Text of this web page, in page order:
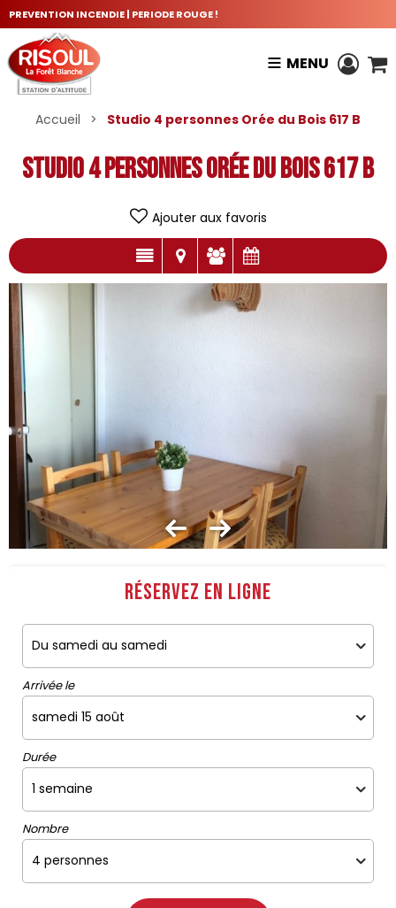
PREVENTION INCENDIE | PERIODE ROUGE !
MENU
Accueil > Studio 4 personnes Orée du Bois 617 B
Studio 4 personnes Orée du Bois 617 B
Ajouter aux favoris
Réservez en ligne
Arrivée le
Durée
Nombre